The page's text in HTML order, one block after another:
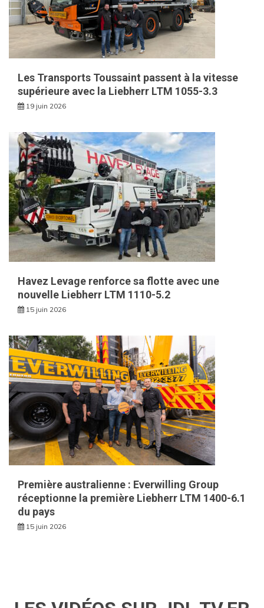
Les Transports Toussaint passent à la vitesse
supérieure avec la Liebherr LTM 1055-3.3
19 juin 2026
Havez Levage renforce sa flotte avec une
nouvelle Liebherr LTM 1110-5.2
15 juin 2026
Première australienne : Everwilling Group
réceptionne la première Liebherr LTM 1400-6.1
du pays
15 juin 2026